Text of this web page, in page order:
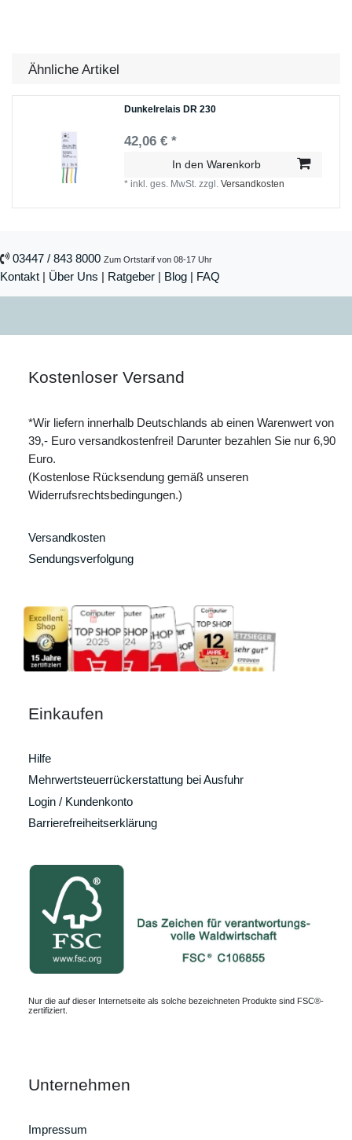
Ähnliche Artikel
Dunkelrelais DR 230
42,06 € *
In den Warenkorb
*inkl. ges. MwSt. zzgl.Versandkosten
03447 / 843 8000 Zum Ortstarif von 08-17 Uhr
Kontakt Über Uns Ratgeber Blog | FAQ
Kostenloser Versand
*Wir liefern innerhalb Deutschlands ab einen Warenwert von
39,- Euro versandkostenfrei! Darunter bezahlen Sie nur 6,90
Euro.
(Kostenlose Rücksendung gemäß unseren
Widerrufsrechtsbedingungen.)
Versandkosten
Sendungsverfolgung
Einkaufen
Hilfe
Mehrwertsteuerrückerstattung bei Ausfuhr
Login / Kundenkonto
Barrierefreiheitserklärung
Nur die auf dieser Internetseite als solche bezeichneten Produkte sind FSC®-
zertifiziert.
Unternehmen
Impressum